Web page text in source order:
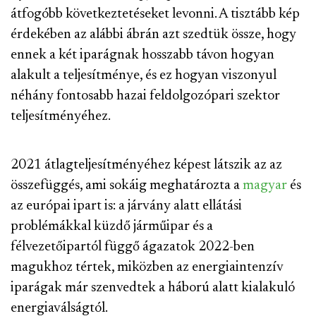
átfogóbb következtetéseket levonni. A tisztább kép
érdekében az alábbi ábrán azt szedtük össze, hogy
ennek a két iparágnak hosszabb távon hogyan
alakult a teljesítménye, és ez hogyan viszonyul
néhány fontosabb hazai feldolgozópari szektor
teljesítményéhez.
2021 átlagteljesítményéhez képest látszik az az
összefüggés, ami sokáig meghatározta a magyar és
az európai ipart is: a járvány alatt ellátási
problémákkal küzdő járműipar és a
félvezetőipartól függő ágazatok 2022-ben
magukhoz tértek, miközben az energiaintenzív
iparágak már szenvedtek a háború alatt kialakuló
energiaválságtól.